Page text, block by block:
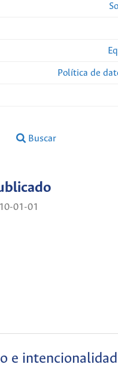
Política de
Buscar
01-01
e intencionalidad